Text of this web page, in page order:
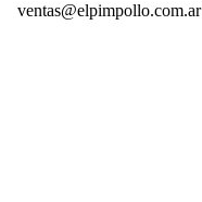
ventas@elpimpollo.com.ar